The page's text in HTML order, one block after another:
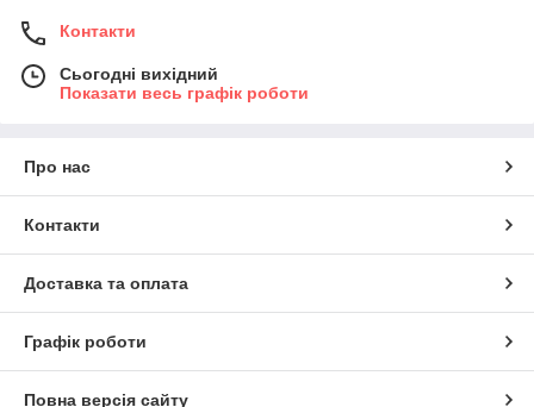
Контакти
Сьогодні вихідний
Показати весь графік роботи
Про нас
Контакти
Доставка та оплата
Графік роботи
Повна версія сайту